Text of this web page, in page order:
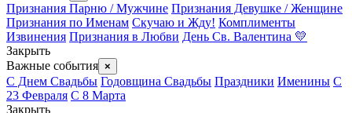
Признания Парню / Мужчине Признания Девушке / Женщине
Признания по Именам Скучаю и Жду! Комплименты
Извинения Признания в Любви День Св. Валентина 💛
Закрыть
Важные события ×
С Днем Свадьбы Годовщина Свадьбы Праздники Именины С
23 Февраля С 8 Марта
Закрыть